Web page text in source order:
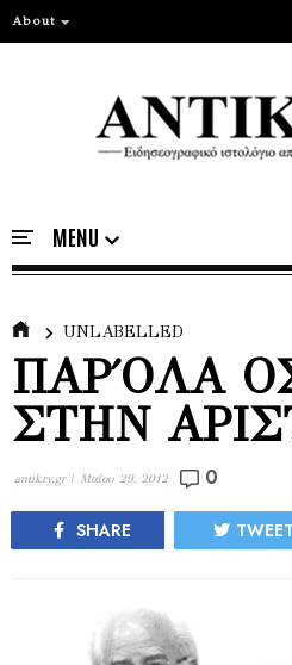
About
UNLABELLED
ΠΑΡ΄ΟΛΑ
ΣΤΗΝ
antikry.gr | Μαΐου 29, 2012 0
SHARE TWEET